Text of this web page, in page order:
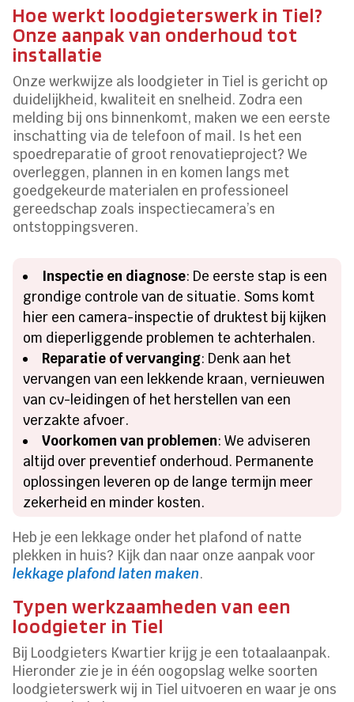
Hoe werkt loodgieterswerk in Tiel?
Onze aanpak van onderhoud tot
installatie
Onze werkwijze als loodgieter in Tiel is gericht op
duidelijkheid, kwaliteit en snelheid. Zodra een
melding bij ons binnenkomt, maken we een eerste
inschatting via de telefoon of mail. Is het een
spoedreparatie of groot renovatieproject? We
overleggen, plannen in en komen langs met
goedgekeurde materialen en professioneel
gereedschap zoals inspectiecamera’s en
ontstoppingsveren.
Inspectie en diagnose: De eerste stap is een
grondige controle van de situatie. Soms komt
hier een camera-inspectie of druktest bij kijken
om dieperliggende problemen te achterhalen.
Reparatie of vervanging: Denk aan het
vervangen van een lekkende kraan, vernieuwen
van cv-leidingen of het herstellen van een
verzakte afvoer.
Voorkomen van problemen: We adviseren
altijd over preventief onderhoud. Permanente
oplossingen leveren op de lange termijn meer
zekerheid en minder kosten.
Heb je een lekkage onder het plafond of natte
plekken in huis? Kijk dan naar onze aanpak voor
lekkage plafond laten maken.
Typen werkzaamheden van een
loodgieter in Tiel
Bij Loodgieters Kwartier krijg je een totaalaanpak.
Hieronder zie je in één oogopslag welke soorten
loodgieterswerk wij in Tiel uitvoeren en waar je ons